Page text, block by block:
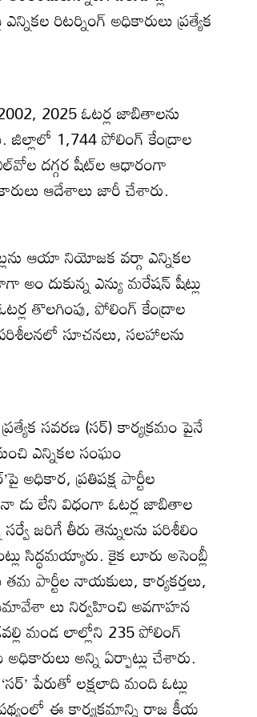
రిటర్నింగ్‌ అధికారులు ప్రత్యేక
2025 ఓటర్ల జాబితాలను
జిల్లాలో 1,744 పోలింగ్‌ కేంద్రాల
దగ్గర షీట్‌ల ఆధారంగా
ఆదేశాలు జారీ చేశారు.
ఆయా నియోజక వర్గా ఎన్నికల
దుకున్న ఎన్యు మరేషన్‌ షీట్లు
తొలగింపు, పోలింగ్‌ కేంద్రాల
సూచనలు, సలహాలను
సవరణ (సర్‌) కార్యక్రమం పైనే
ఎన్నికల సంఘం
అధికార, ప్రతిపక్ష పార్టీల
డు లేని విధంగా ఓటర్ల జాబితాల
జరిగే తీరు తెన్నులను పరిశీలిం
సిద్ధమయ్యారు. కైక లూరు అసెంబ్లీ
పార్టీల నాయకులు, కార్యకర్తలు,
లు నిర్వహించి అవగాహన
మండ లాల్లోని 235 పోలింగ్‌
అన్ని ఏర్పాట్లు చేశారు.
పేరుతో లక్షలాది మంది ఓట్లు
ఈ కార్యక్రమాన్ని రాజ కీయ